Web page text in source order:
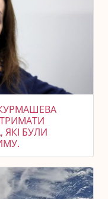
ЯКІ БУЛИ